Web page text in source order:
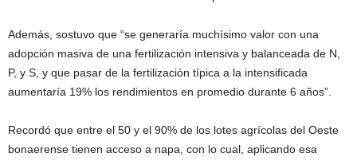
Además, sostuvo que “se generaría muchísimo valor con una
adopción masiva de una fertilización intensiva y balanceada de N,
P, y S, y que pasar de la fertilización típica a la intensificada
aumentaría 19% los rendimientos en promedio durante 6 años”.
Recordó que entre el 50 y el 90% de los lotes agrícolas del Oeste
bonaerense tienen acceso a napa, con lo cual, aplicando esa